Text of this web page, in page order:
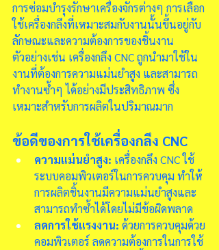
การซ่อมบำรุงรักษาเครื่องจักรต่างๆ การเลือก
ใช้เครื่องกลึงที่เหมาะสมกับงานนั้นขึ้นอยู่กับ
ลักษณะและความต้องการของชิ้นงาน
ตัวอย่างเช่น เครื่องกลึง CNC ถูกนำมาใช้ใน
งานที่ต้องการความแม่นยำสูง และสามารถ
ทำงานซ้ำๆ ได้อย่างมีประสิทธิภาพ ซึ่ง
เหมาะสำหรับการผลิตในปริมาณมาก
ข้อดีของการใช้เครื่องกลึง CNC
ความแม่นยำสูง: เครื่องกลึง CNC ใช้
ระบบคอมพิวเตอร์ในการควบคุม ทำให้
การผลิตชิ้นงานมีความแม่นยำสูงและ
สามารถทำซ้ำได้โดยไม่มีข้อผิดพลาด
ลดการใช้แรงงาน: ด้วยการควบคุมด้วย
คอมพิวเตอร์ ลดความต้องการในการใช้